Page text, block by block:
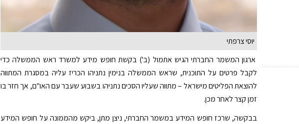
יוסי צרפתי
ארגון המשמר החברתי הגיש אתמול (ב') בקשת חופש מידע למשרד ראש הממשלה כדי
לקבל פרטים על התוכנית, שראש הממשלה בנימין נתניהו הכריז עליה במסגרת המתווה
להוצאת הפליטים מישראל – מתווה שעליו הסכים נתניהו בשבוע שעבר עם האו"ם, אך חזר בו
זמן קצר לאחר מכן.
בבקשה, שרכז חופש המידע במשמר החברתי, ניצן מתן, ביקש מהממונה על חופש המידע